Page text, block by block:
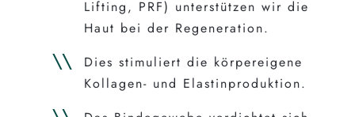
Lifting, PRF) unterstützen wir die
Haut bei der Regeneration.
Dies stimuliert die körpereigene
Kollagen- und Elastinproduktion.